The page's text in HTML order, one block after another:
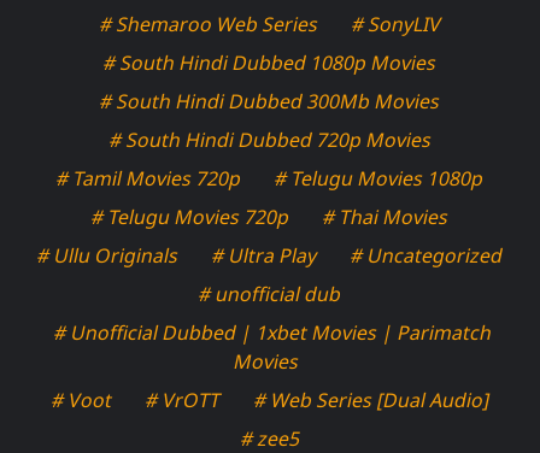
# Shemaroo Web Series
# SonyLIV
# South Hindi Dubbed 1080p Movies
# South Hindi Dubbed 300Mb Movies
# South Hindi Dubbed 720p Movies
# Tamil Movies 720p
# Telugu Movies 1080p
# Telugu Movies 720p
# Thai Movies
# Ullu Originals
# Ultra Play
# Uncategorized
# unofficial dub
# Unofficial Dubbed | 1xbet Movies | Parimatch
Movies
# Voot
# VrOTT
# Web Series [Dual Audio]
# zee5